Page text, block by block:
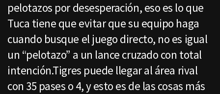
pelotazos por desesperación, eso es lo que
Tuca tiene que evitar que su equipo haga
cuando busque el juego directo, no es igual
un “pelotazo” a un lance cruzado con total
intención.Tigres puede llegar al área rival
con 35 pases o 4, y esto es de las cosas más